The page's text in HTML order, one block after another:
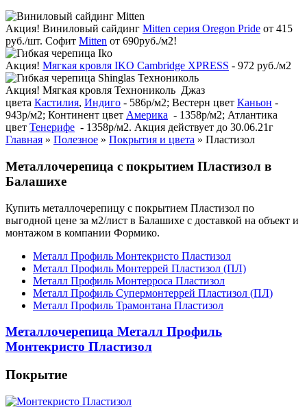
Акция! Виниловый сайдинг Mitten серия Oregon Pride от 415
руб./шт. Софит Mitten от 690руб./м2!
Акция! Мягкая кровля IKO Cambridge XPRESS - 972 руб./м2
Акция! Мягкая кровля Технониколь Джаз
цвета Кастилия, Индиго - 586р/м2; Вестерн цвет Каньон -
943р/м2; Континент цвет Америка - 1358р/м2; Атлантика
цвет Тенерифе - 1358р/м2. Акция действует до 30.06.21г
Главная » Полезное » Покрытия и цвета » Пластизол
Металлочерепица с покрытием Пластизол в
Балашихе
Купить металлочерепицу с покрытием Пластизол по
выгодной цене за м2/лист в Балашихе с доставкой на объект и
монтажом в компании Формико.
Металл Профиль Монтекристо Пластизол
Металл Профиль Монтеррей Пластизол (ПЛ)
Металл Профиль Монтерроса Пластизол
Металл Профиль Супермонтеррей Пластизол (ПЛ)
Металл Профиль Трамонтана Пластизол
Металлочерепица Металл Профиль
Монтекристо Пластизол
Покрытие